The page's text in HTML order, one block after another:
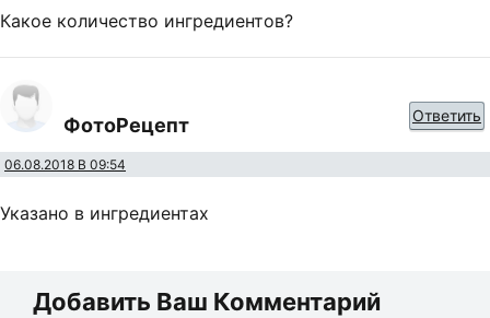
Какое количество ингредиентов?
ФотоРецепт
06.08.2018 В 09:54
Указано в ингредиентах
Ответить
Добавить Ваш Комментарий